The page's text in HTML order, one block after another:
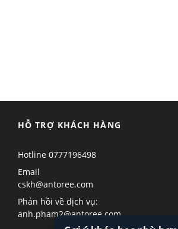
HỖ TRỢ KHÁCH HÀNG
Hotline 0777196498
Email
cskh@antoree.com
Phản hồi về dịch vụ:
anh.pham2@antoree.com